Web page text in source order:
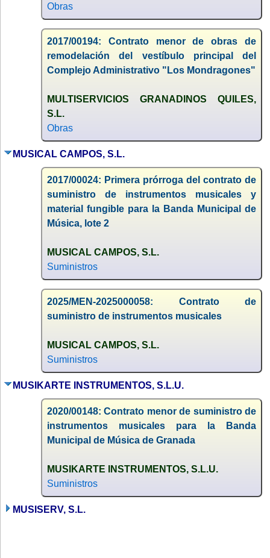
Obras
2017/00194: Contrato menor de obras de
remodelación del vestíbulo principal del
Complejo Administrativo "Los Mondragones"
MULTISERVICIOS GRANADINOS QUILES,
S.L.
Obras
MUSICAL CAMPOS, S.L.
2017/00024: Primera prórroga del contrato de
suministro de instrumentos musicales y
material fungible para la Banda Municipal de
Música, lote 2
MUSICAL CAMPOS, S.L.
Suministros
2025/MEN-2025000058: Contrato de
suministro de instrumentos musicales
MUSICAL CAMPOS, S.L.
Suministros
MUSIKARTE INSTRUMENTOS, S.L.U.
2020/00148: Contrato menor de suministro de
instrumentos musicales para la Banda
Municipal de Música de Granada
MUSIKARTE INSTRUMENTOS, S.L.U.
Suministros
MUSISERV, S.L.